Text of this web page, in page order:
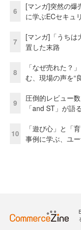
6
[マンガ]突然の爆
に学ぶECセキュ
7
[マンガ]「うちは
置した末路
8
「なぜ売れた？
む、現場の声を“
9
圧倒的レビュー
「and ST」が語る
10
「遊び心」と「
事例に学ぶ、ユ